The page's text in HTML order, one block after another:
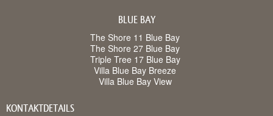
BLUE BAY
The Shore 11 Blue Bay
The Shore 27 Blue Bay
Triple Tree 17 Blue Bay
Villa Blue Bay Breeze
Villa Blue Bay View
KONTAKTDETAILS